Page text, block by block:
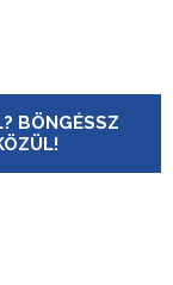
BÖNGÉSSZ